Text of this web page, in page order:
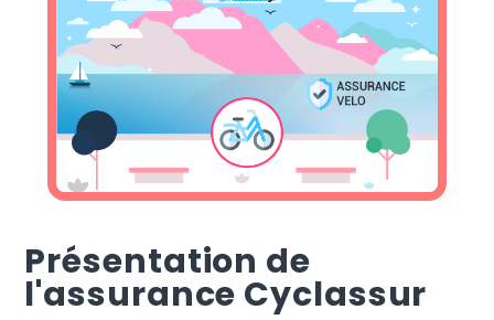
Présentation de
l'assurance Cyclassur